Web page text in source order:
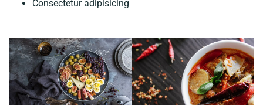
Consectetur adipisicing